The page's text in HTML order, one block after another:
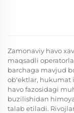
Zamonaviy havo
maqsadli
barchaga mavjud
ob'ektlar, hukumat
havo fazosidagi
buzilishidan
talab etiladi.